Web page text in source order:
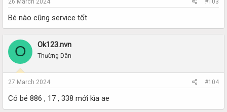
Bé nào cũng service tốt
O Ok123.nvn
Thường Dân
27 March 2024 #104
Có bé 886 , 17 , 338 mới kìa ae